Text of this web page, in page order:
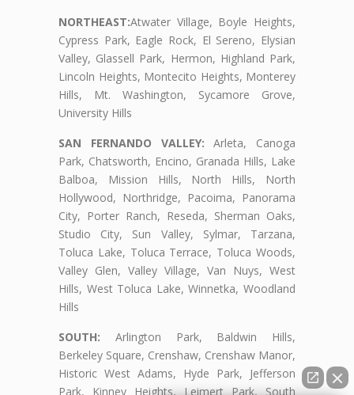
NORTHEAST:Atwater Village, Boyle Heights,
Cypress Park, Eagle Rock, El Sereno, Elysian
Valley, Glassell Park, Hermon, Highland Park,
Lincoln Heights, Montecito Heights, Monterey
Hills, Mt. Washington, Sycamore Grove,
University Hills
SAN FERNANDO VALLEY: Arleta, Canoga
Park, Chatsworth, Encino, Granada Hills, Lake
Balboa, Mission Hills, North Hills, North
Hollywood, Northridge, Pacoima, Panorama
City, Porter Ranch, Reseda, Sherman Oaks,
Studio City, Sun Valley, Sylmar, Tarzana,
Toluca Lake, Toluca Terrace, Toluca Woods,
Valley Glen, Valley Village, Van Nuys, West
Hills, West Toluca Lake, Winnetka, Woodland
Hills
SOUTH: Arlington Park, Baldwin Hills,
Berkeley Square, Crenshaw, Crenshaw Manor,
Historic West Adams, Hyde Park, Jefferson
Park, Kinney Heights, Leimert Park, South